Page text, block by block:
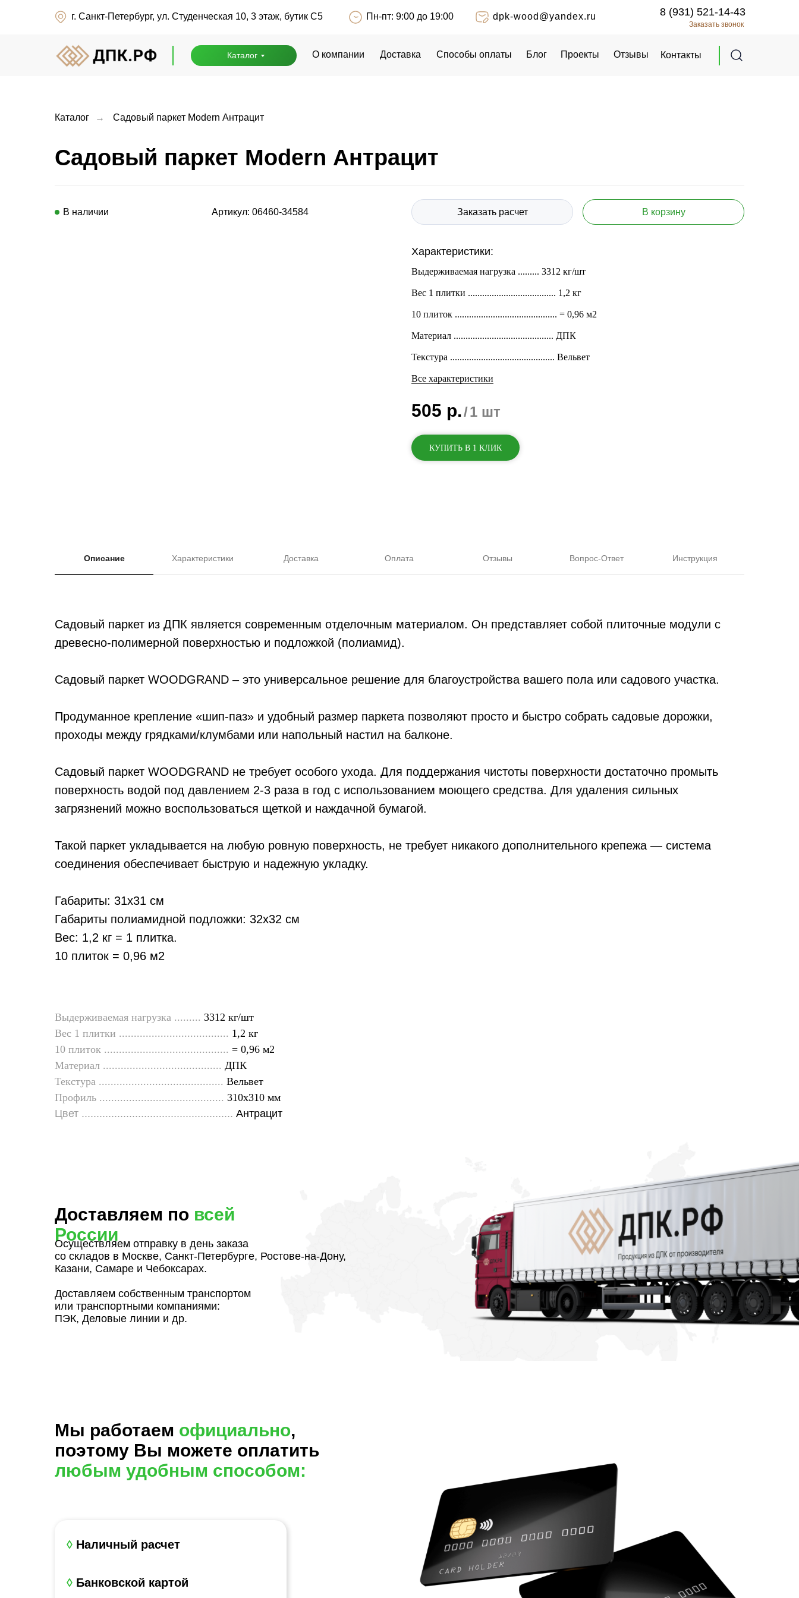
Контакты
Отзывы
Проекты
Блог
Способы оплаты
Доставка
О компании
Заказать звонок
8 (931) 521-14-43
Каталог
dpk-wood@yandex.ru
Пн-пт: 9:00 до 19:00
г. Санкт-Петербург, ул. Студенческая 10, 3 этаж, бутик С5
Контакты
Отзывы
Проекты
Блог
Способы оплаты
Доставка
О компании
Заказать звонок
8 (931) 521-14-43
Каталог
dpk-wood@yandex.ru
Пн-пт: 9:00 до 19:00
г. Санкт-Петербург, ул. Студенческая 10, 3 этаж, бутик С5
Каталог → Садовый паркет Modern Антрацит
Садовый паркет Modern Антрацит
Артикул: 06460-34584
В наличии Заказать расчет В корзину
Характериcтики:
Выдерживаемая нагрузка ......... 3312 кг/шт
Вес 1 плитки ..................................... 1,2 кг
10 плиток ........................................... = 0,96 м2
Материал .......................................... ДПК
Текстура ............................................ Вельвет
Все характеристики
505 р./1 шт
КУПИТЬ В 1 КЛИК
Описание Характеристики Доставка Оплата Отзывы Вопрос-Ответ Инструкция
Садовый паркет из ДПК является современным отделочным материалом. Он представляет собой плиточные модули с
древесно-полимерной поверхностью и подложкой (полиамид).
Садовый паркет WOODGRAND – это универсальное решение для благоустройства вашего пола или садового участка.
Продуманное крепление «шип-паз» и удобный размер паркета позволяют просто и быстро собрать садовые дорожки,
проходы между грядками/клумбами или напольный настил на балконе.
Садовый паркет WOODGRAND не требует особого ухода. Для поддержания чистоты поверхности достаточно промыть
поверхность водой под давлением 2-3 раза в год с использованием моющего средства. Для удаления сильных
загрязнений можно воспользоваться щеткой и наждачной бумагой.
Такой паркет укладывается на любую ровную поверхность, не требует никакого дополнительного крепежа — система
соединения обеспечивает быструю и надежную укладку.
Габариты: 31х31 см
Габариты полиамидной подложки: 32х32 см
Вес: 1,2 кг = 1 плитка.
10 плиток = 0,96 м2
Выдерживаемая нагрузка ......... 3312 кг/шт
Вес 1 плитки ..................................... 1,2 кг
10 плиток .......................................... = 0,96 м2
Материал ........................................ ДПК
Текстура .......................................... Вельвет
Профиль .......................................... 310х310 мм
Цвет ................................................... Антрацит
Доставляем по всей
России
Осуществляем отправку в день заказа
со складов в Москве, Санкт-Петербурге, Ростове-на-Дону,
Казани, Самаре и Чебоксарах.
Доставляем собственным транспортом
или транспортными компаниями:
ПЭК, Деловые линии и др.
Мы работаем официально,
поэтому Вы можете оплатить
любым удобным способом:
◊ Наличный расчет
◊ Банковской картой